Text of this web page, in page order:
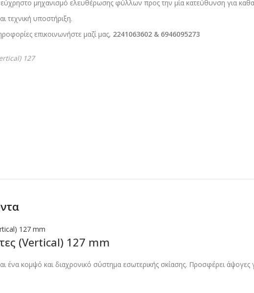
μηχανισμό ελευθέρωσης φύλλων προς την μία κατεύθυνση για
τεχνική υποστήριξη.
επικοινωνήστε μαζί μας, 2241063602 & 6946095273
127
(Vertical) 127 mm
ένα κομψό και διαχρονικό σύστημα εσωτερικής σκίασης. Προσφέρει